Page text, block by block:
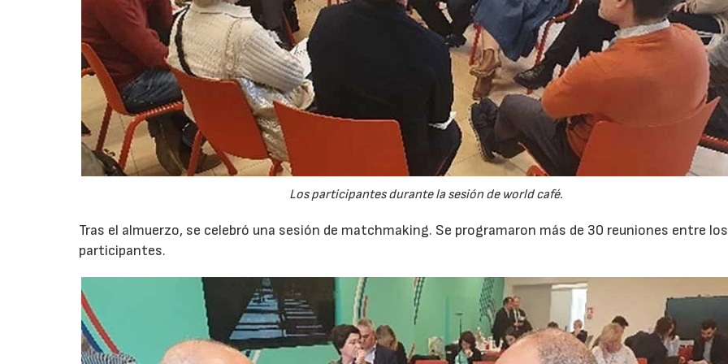
Los participantes durante la sesión de world café.
Tras el almuerzo, se celebró una sesión de matchmaking. Se programaron más de 30 reuniones entre los
participantes.